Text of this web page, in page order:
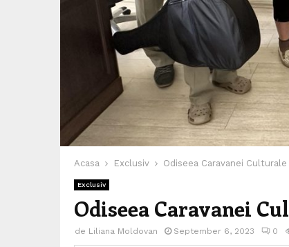
Acasa Exclusiv Odiseea Caravanei Culturale
Exclusiv
Odiseea Caravanei
de Liliana Moldovan September 6, 2023 0